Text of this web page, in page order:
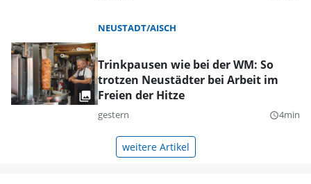
NEUSTADT/AISCH
Trinkpausen wie bei der WM: So
trotzen Neustädter bei Arbeit im
Freien der Hitze
gestern query_builder4min
weitere Artikel